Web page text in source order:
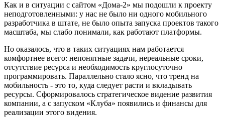
Как и в ситуации с сайтом «Дома-2» мы подошли к проекту
неподготовленными: у нас не было ни одного мобильного
разработчика в штате, не было опыта запуска проектов такого
масштаба, мы слабо понимали, как работают платформы.
Но оказалось, что в таких ситуациях нам работается
комфортнее всего: непонятные задачи, нереальные сроки,
отсутствие ресурса и необходимость круглосуточно
программировать. Параллельно стало ясно, что тренд на
мобильность - это то, куда следует расти и вкладывать
ресурсы. Сформировалось стратегическое видение развития
компании, а с запуском «Клуба» появились и финансы для
реализации этого видения.